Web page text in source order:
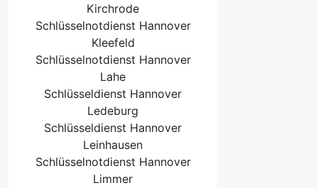
Kirchrode
Schlüsselnotdienst Hannover
Kleefeld
Schlüsselnotdienst Hannover
Lahe
Schlüsseldienst Hannover
Ledeburg
Schlüsseldienst Hannover
Leinhausen
Schlüsselnotdienst Hannover
Limmer